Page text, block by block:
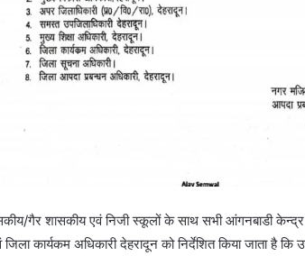
गैर शासकीय एवं निजी स्कूलों के साथ सभी आंगनबाडी
जिला कार्यकम अधिकारी देहरादून को निर्देशित किया जाता है